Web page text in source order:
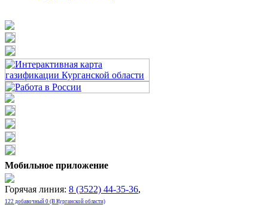
Мобильное приложение
Горячая линия: 8 (3522) 44-35-36,
122 добавочный 0 (В Курганской области)